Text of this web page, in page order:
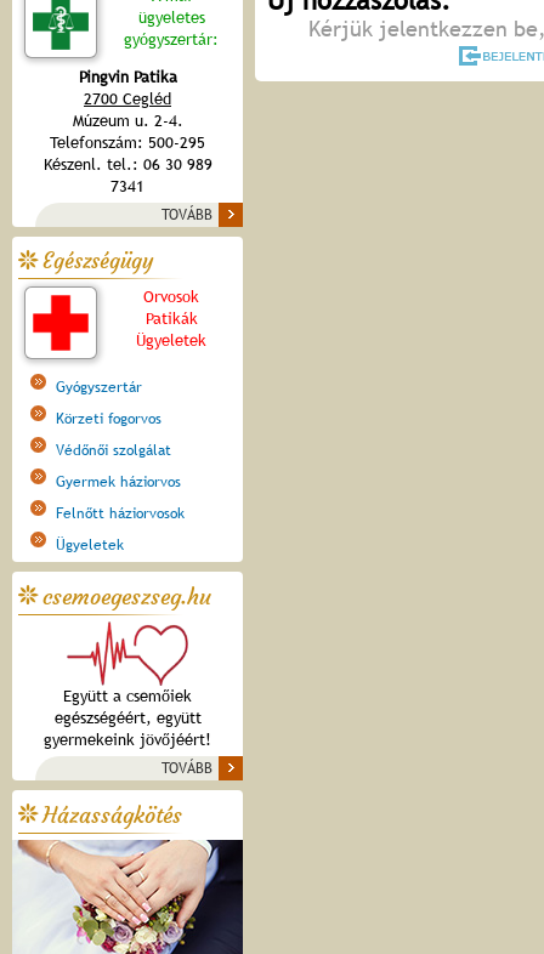
ügyeletes
gyógyszertár:
Pingvin Patika
2700 Cegléd
Múzeum u. 2-4.
Telefonszám: 500-295
Készenl. tel.: 06 30 989
7341
TOVÁBB
Egészségügy
Orvosok
Patikák
Ügyeletek
Gyógyszertár
Körzeti fogorvos
Védőnői szolgálat
Gyermek háziorvos
Felnőtt háziorvosok
Ügyeletek
csemoegeszseg.hu
Együtt a csemőiek
egészségéért, együtt
gyermekeink jövőjéért!
TOVÁBB
Házasságkötés
Kérjük jelentkezzen